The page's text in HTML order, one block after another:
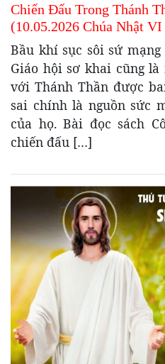
Chiến Đấu Trong Thánh
(10.05.2026 Chúa Nhật
Bầu khí sục sôi sứ
Giáo hội sơ khai cũng
với Thánh Thần được
sai chính là nguồn sức
của họ. Bài đọc sách
chiến đấu […]